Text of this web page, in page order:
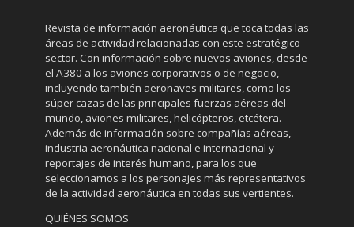
Revista de información aeronáutica que toca todas las
áreas de actividad relacionadas con este estratégico
sector. Con información sobre nuevos aviones, desde
el A380 a los aviones corporativos o de negocio,
incluyendo también aeronaves militares, como los
súper cazas de las principales fuerzas aéreas del
mundo, aviones militares, helicópteros, etcétera.
Además de información sobre compañías aéreas,
industria aeronáutica nacional e internacional y
reportajes de interés humano, para los que
seleccionamos a los personajes más representativos
de la actividad aeronáutica en todas sus vertientes.
QUIÉNES SOMOS